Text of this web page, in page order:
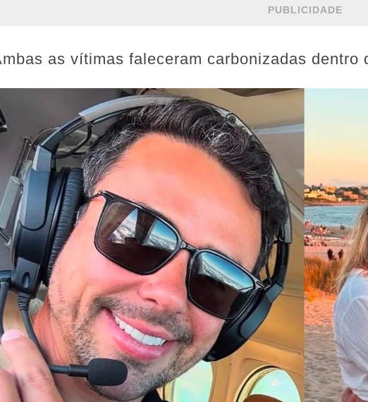
PUBLICIDADE
as vítimas faleceram carbonizadas dentro